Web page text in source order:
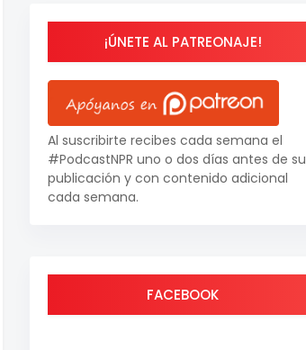
¡ÚNETE AL PATREONAJE!
Al suscribirte recibes cada semana el
#PodcastNPR uno o dos días antes de su
publicación y con contenido adicional
cada semana.
FACEBOOK